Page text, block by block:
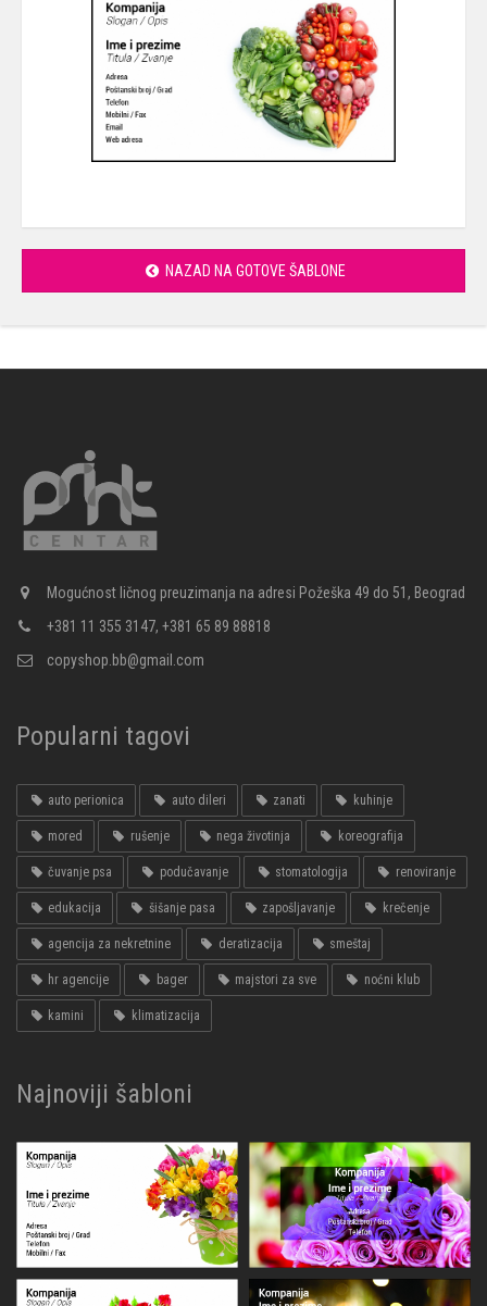
NAZAD NA GOTOVE ŠABLONE
Mogućnost ličnog preuzimanja na adresi Požeška 49 do 51, Beograd
+381 11 355 3147, +381 65 89 88818
copyshop.bb@gmail.com
Popularni tagovi
auto perionica auto dileri zanati kuhinje
mored rušenje nega životinja koreografija
čuvanje psa podučavanje stomatologija renoviranje
edukacija šišanje pasa zapošljavanje krečenje
agencija za nekretnine deratizacija smeštaj
hr agencije bager majstori za sve noćni klub
kamini klimatizacija
Najnoviji šabloni